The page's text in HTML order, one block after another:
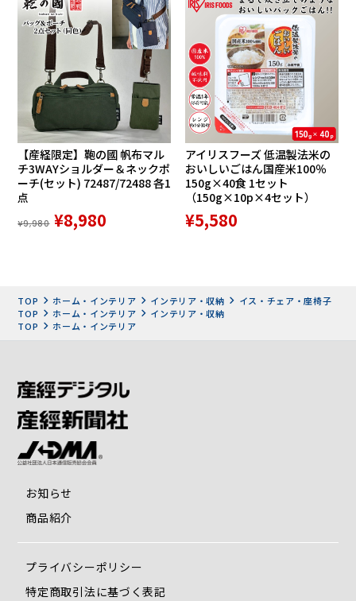
通常の座椅子は背もたれの延長線上にヒンジがありますが、
ト感を味わっていただけます。
さらに、優しく頭を支えてくれるヘッドレストは13段階の角
度調節が可能。背中の曲がった方でも、オーダーメイドのよ
抗菌・防臭 高機能繊維のカバーでずっと清潔！
【産経限定】鞄の國 帆布マル
チ3WAYショルダー＆ネックポ
ーチ(セット) 72487/72488 各1
点
¥9,980 ¥8,980
アイリスフーズ 低温製法米の
おいしいごはん国産米100％
150g×40食 1セット
（150g×10p×4セット）
¥5,580
TOP ホーム・インテリア インテリア・収納
イス・チェア・座椅子
TOP
ホーム・インテリア
インテリア・収納
TOP
ホーム・インテリア
お知らせ
商品紹介
プライバシーポリシー
特定商取引法に基づく表記